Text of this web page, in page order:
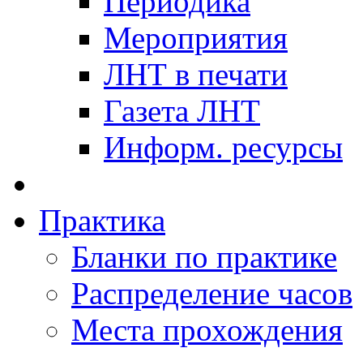
Мероприятия
ЛНТ в печати
Газета ЛНТ
Информ. ресурсы
Практика
Бланки по практике
Распределение часов
Места прохождения